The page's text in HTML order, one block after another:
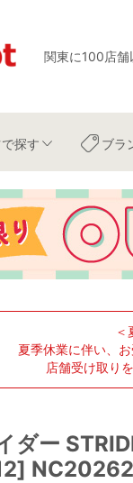
関東に100店舗
で探す ブラ
＜
夏季休業に伴い、
店舗受け取り
ダー